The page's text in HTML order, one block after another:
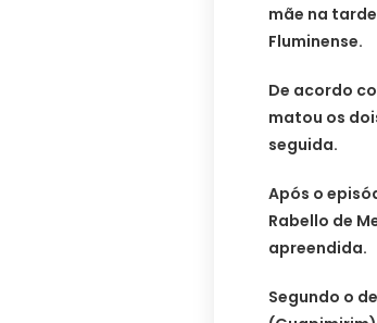
mãe na
Fluminense.
De acordo
matou os
seguida.
Após o
Rabello de
apreendida.
Segundo o